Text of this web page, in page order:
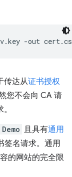
-out
传达从证书授权
您不会向 CA 请
且具有通用
签名请求。通用
的网站的完全限